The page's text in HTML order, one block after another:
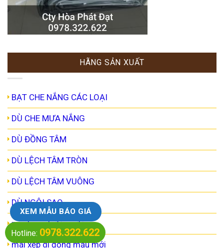
HÃNG SẢN XUẤT
BẠT CHE NẮNG CÁC LOẠI
DÙ CHE MƯA NẮNG
DÙ ĐỒNG TÂM
DÙ LỆCH TÂM TRÒN
DÙ LỆCH TÂM VUÔNG
DÙ NGÔI SAO
mái hiên di động đẹp
mái xếp di động mẫu mới
Hotline: 0978.322.622
XEM MẪU BÁO GIÁ